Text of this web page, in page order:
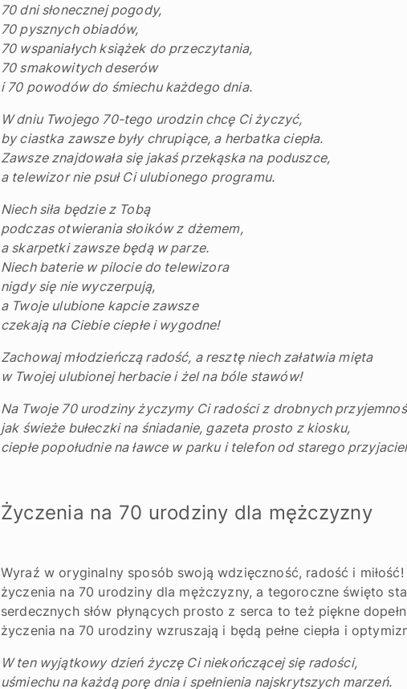
70 dni słonecznej pogody,
70 pysznych obiadów,
70 wspaniałych książek do przeczytania,
70 smakowitych deserów
i 70 powodów do śmiechu każdego dnia.
W dniu Twojego 70-tego urodzin chcę Ci życzyć,
by ciastka zawsze były chrupiące, a herbatka ciepła.
Zawsze znajdowała się jakaś przekąska na poduszce,
a telewizor nie psuł Ci ulubionego programu.
Niech siła będzie z Tobą
podczas otwierania słoików z dżemem,
a skarpetki zawsze będą w parze.
Niech baterie w pilocie do telewizora
nigdy się nie wyczerpują,
a Twoje ulubione kapcie zawsze
czekają na Ciebie ciepłe i wygodne!
Zachowaj młodzieńczą radość, a resztę niech załatwia mięta
w Twojej ulubionej herbacie i żel na bóle stawów!
Na Twoje 70 urodziny życzymy Ci radości z drobnych
jak świeże bułeczki na śniadanie, gazeta prosto z kiosku,
ciepłe popołudnie na ławce w parku i telefon od starego
Życzenia na 70 urodziny dla mężczyzny
Wyraź w oryginalny sposób swoją wdzięczność, radość i
życzenia na 70 urodziny dla mężczyzny, a tegoroczne święto
serdecznych słów płynących prosto z serca to też piękne
życzenia na 70 urodziny wzruszają i będą pełne ciepła i
W ten wyjątkowy dzień życzę Ci niekończącej się radości,
uśmiechu na każdą porę dnia i spełnienia najskrytszych marzeń.